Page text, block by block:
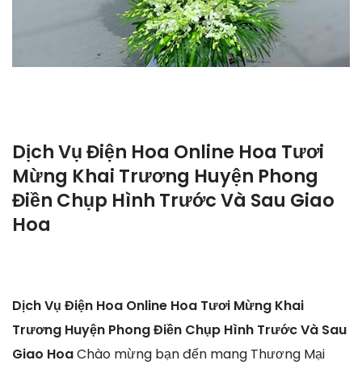
Dịch Vụ Điện Hoa Online Hoa Tươi
Mừng Khai Trương Huyện Phong
Điền Chụp Hình Trước Và Sau Giao
Hoa
Dịch Vụ Điện Hoa Online Hoa Tươi Mừng Khai
Trương Huyện Phong Điền Chụp Hình Trước Và Sau
Giao HoaChào mừng bạn đến mang Thương Mại